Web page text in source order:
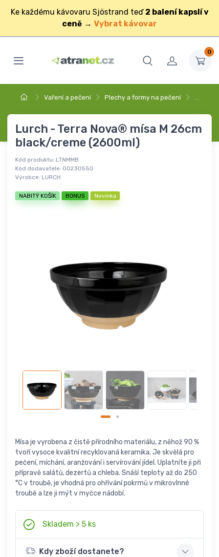
Ke každému kávovaru Sjöstrand teď 2 balení kapslí v
ceně → Vybrat kávovar
0
Vaření a pečení Plechy a formy na pečení
Lurch - Terra Nova® mísa M 26cm
black/creme (2600ml)
Kód produktu: LTNMMB
Kód dodavatele: 00230550
Výrobce: LURCH
NABITÝ KOŠÍK BONUS Novinka
Mísa je vyrobena z čistě přírodního materiálu, z něhož 90 %
tvoří vysoce kvalitní recyklovaná keramika. Je skvělá pro
pečení, míchání, aranžování i servírování jídel. Uplatníte ji při
přípravě salátů, dezertů a chleba. Snáší teploty až do 250
°C v troubě, je vhodná pro ohřívání pokrmů v mikrovlnné
troubě a lze ji mýt v myčce nádobí.
Skladem > 5 ks
Kdy zboží dostanete?